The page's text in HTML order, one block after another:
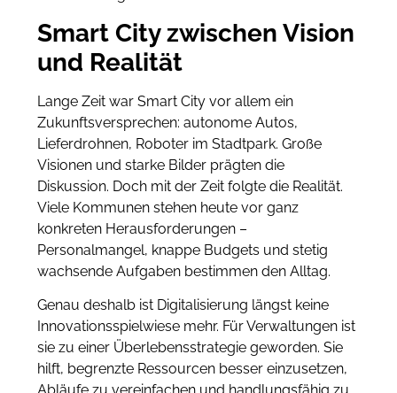
Smart City zwischen Vision
und Realität
Lange Zeit war Smart City vor allem ein
Zukunftsversprechen: autonome Autos,
Lieferdrohnen, Roboter im Stadtpark. Große
Visionen und starke Bilder prägten die
Diskussion. Doch mit der Zeit folgte die Realität.
Viele Kommunen stehen heute vor ganz
konkreten Herausforderungen –
Personalmangel, knappe Budgets und stetig
wachsende Aufgaben bestimmen den Alltag.
Genau deshalb ist Digitalisierung längst keine
Innovationsspielwiese mehr. Für Verwaltungen ist
sie zu einer Überlebensstrategie geworden. Sie
hilft, begrenzte Ressourcen besser einzusetzen,